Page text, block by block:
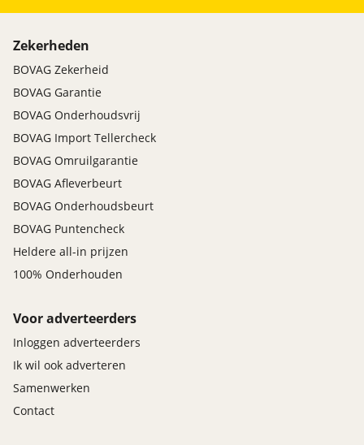
Zekerheden
BOVAG Zekerheid
BOVAG Garantie
BOVAG Onderhoudsvrij
BOVAG Import Tellercheck
BOVAG Omruilgarantie
BOVAG Afleverbeurt
BOVAG Onderhoudsbeurt
BOVAG Puntencheck
Heldere all-in prijzen
100% Onderhouden
Voor adverteerders
Inloggen adverteerders
Ik wil ook adverteren
Samenwerken
Contact